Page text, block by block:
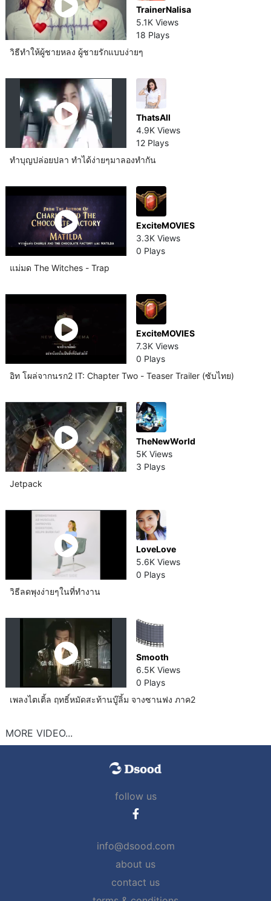
TrainerNalisa
5.1K Views
18 Plays
วิธีทำให้ผู้ชายหลง ผู้ชายรักแบบง่ายๆ
ThatsAll
4.9K Views
12 Plays
ทำบุญปล่อยปลา ทำได้ง่ายๆมาลองทำกัน
ExciteMOVIES
3.3K Views
0 Plays
แม่มด The Witches - Trap
ExciteMOVIES
7.3K Views
0 Plays
อิท โผล่จากนรก2 IT: Chapter Two - Teaser Trailer (ซับไทย)
TheNewWorld
5K Views
3 Plays
Jetpack
LoveLove
5.6K Views
0 Plays
วิธีลดพุงง่ายๆในที่ทำงาน
Smooth
6.5K Views
0 Plays
เพลงไตเติ้ล ฤทธิ์หมัดสะท้านบู๊ลิ้ม จางซานฟง ภาค2
MORE VIDEO...
follow us
info@dsood.com
about us
contact us